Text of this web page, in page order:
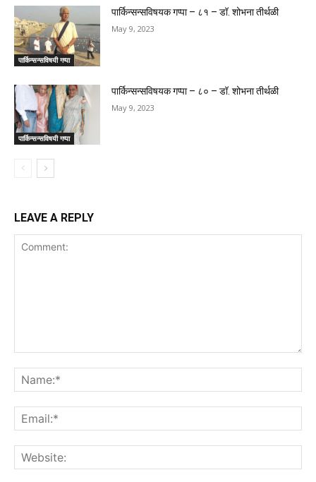
पार्किन्सन्सविषयी गप्पा
पार्किन्सन्सविषयक गप्पा – ८१ – डॉ. शोभना तीर्थळी
May 9, 2023
पार्किन्सन्सविषयी गप्पा
पार्किन्सन्सविषयक गप्पा – ८० – डॉ. शोभना तीर्थळी
May 9, 2023
LEAVE A REPLY